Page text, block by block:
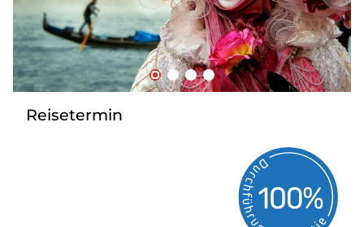
Service
Kontakt
Reisetermin